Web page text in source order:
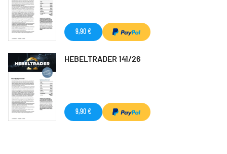
9,90 €
HEBELTRADER 141/26
9,90 €